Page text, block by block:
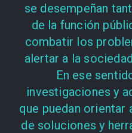
se desempeñan
de la función
combatir los
alertar a la
En ese
investigaciones y
que puedan orientar
de soluciones y